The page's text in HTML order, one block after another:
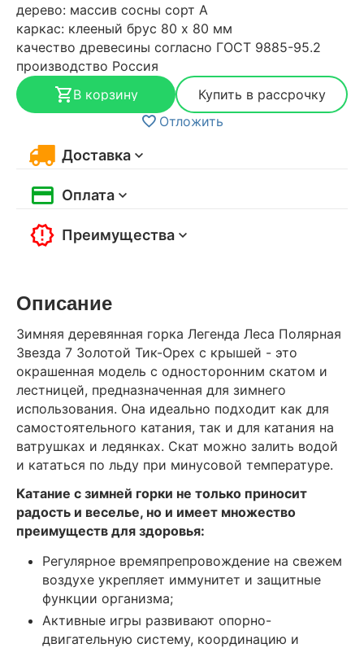
дерево: массив сосны сорт А
каркас: клееный брус 80 х 80 мм
качество древесины согласно ГОСТ 9885-95.2
производство Россия
В корзину
Купить в рассрочку
Отложить
Доставка
Оплата
Преимущества
Описание
Зимняя деревянная горка Легенда Леса Полярная
Звезда 7 Золотой Тик-Орех с крышей - это
окрашенная модель с односторонним скатом и
лестницей, предназначенная для зимнего
использования. Она идеально подходит как для
самостоятельного катания, так и для катания на
ватрушках и ледянках. Скат можно залить водой
и кататься по льду при минусовой температуре.
Катание с зимней горки не только приносит
радость и веселье, но и имеет множество
преимуществ для здоровья:
Регулярное времяпрепровождение на свежем
воздухе укрепляет иммунитет и защитные
функции организма;
Активные игры развивают опорно-
двигательную систему, координацию и